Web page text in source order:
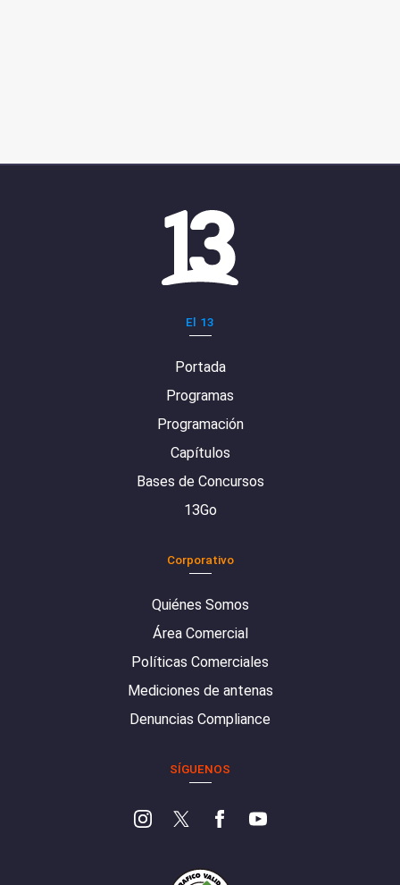
El 13
Portada
Programas
Programación
Capítulos
Bases de Concursos
13Go
Corporativo
Quiénes Somos
Área Comercial
Políticas Comerciales
Mediciones de antenas
Denuncias Compliance
SÍGUENOS